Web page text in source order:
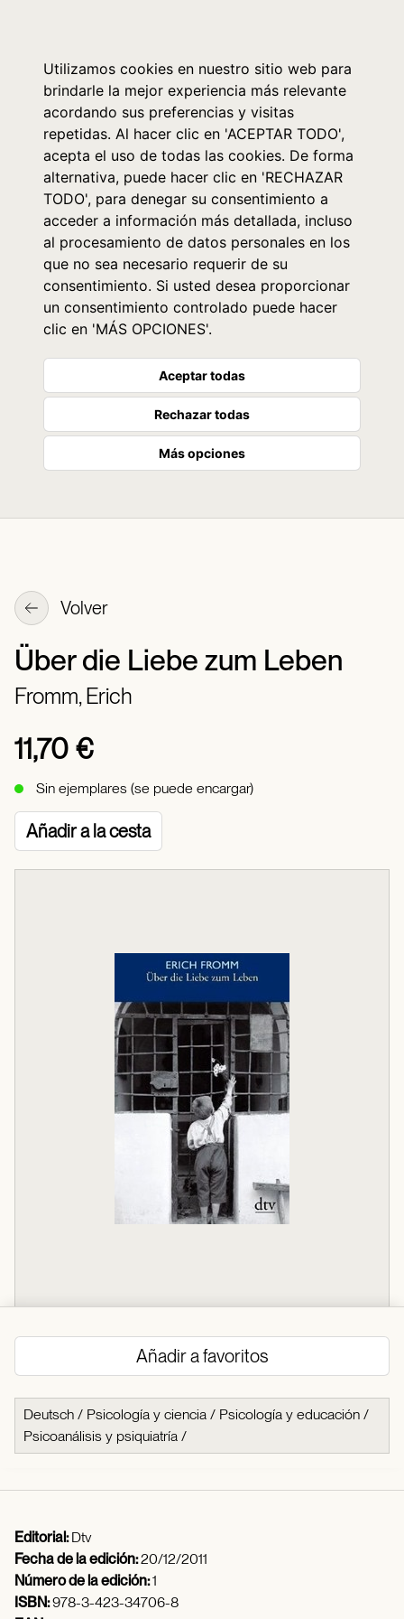
Utilizamos cookies en nuestro sitio web para
brindarle la mejor experiencia más relevante
acordando sus preferencias y visitas
repetidas. Al hacer clic en 'ACEPTAR TODO',
acepta el uso de todas las cookies. De forma
alternativa, puede hacer clic en 'RECHAZAR
TODO', para denegar su consentimiento a
acceder a información más detallada, incluso
al procesamiento de datos personales en los
que no sea necesario requerir de su
consentimiento. Si usted desea proporcionar
un consentimiento controlado puede hacer
clic en 'MÁS OPCIONES'.
Aceptar todas
Rechazar todas
Más opciones
Volver
Über die Liebe zum Leben
Fromm, Erich
11,70 €
Sin ejemplares (se puede encargar)
Añadir a la cesta
Añadir a favoritos
Deutsch / Psicología y ciencia / Psicología y educación /
Psicoanálisis y psiquiatría /
Editorial:Dtv
Fecha de la edición:20/12/2011
Número de la edición:1
ISBN:978-3-423-34706-8